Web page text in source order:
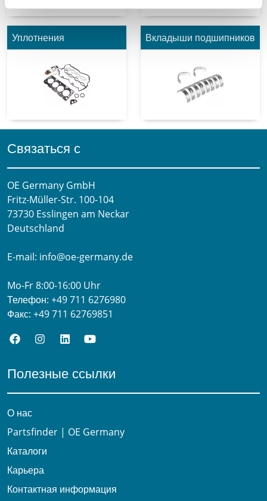
Уплотнения Вкладыши подшипников
Связаться с
OE Germany GmbH
Fritz-Müller-Str. 100-104​
73730 Esslingen am Neckar​
Deutschland
E-mail: info@oe-germany.de
Mo-Fr 8:00-16:00 Uhr
Телефон: +49 711 6276980
Факс: +49 711 62769851
Полезные ссылки
О нас
Partsfinder | OE Germany
Каталоги
Карьера
Контактная информация